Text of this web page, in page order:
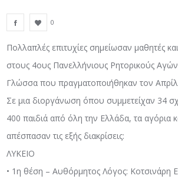
0
Πολλαπλές επιτυχίες σημείωσαν μαθητές
στους 4ους Πανελλήνιους Ρητορικούς
Γλώσσα που πραγματοποιήθηκαν τον
Σε μια διοργάνωση όπου συμμετείχαν 34
400 παιδιά από όλη την Ελλάδα, τα αγόρια
απέσπασαν τις εξής διακρίσεις:
ΛΥΚΕΙΟ
• 1η θέση – Αυθόρμητος Λόγος: Κοτσινάρη